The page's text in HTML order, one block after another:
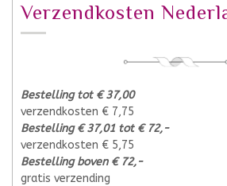
Verzendkosten
Bestelling tot € 37,00
verzendkosten € 7,75
Bestelling € 37,01 tot € 72,-
verzendkosten € 5,75
Bestelling boven € 72,-
gratis verzending